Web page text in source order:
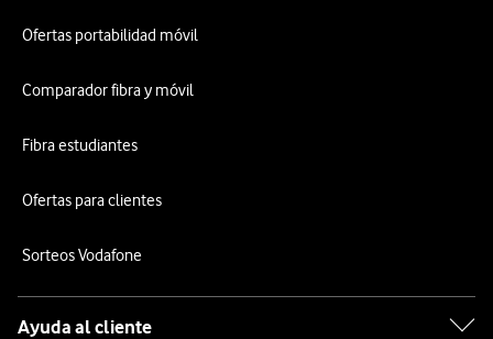
Ofertas portabilidad móvil
Comparador fibra y móvil
Fibra estudiantes
Ofertas para clientes
Sorteos Vodafone
Ayuda al cliente